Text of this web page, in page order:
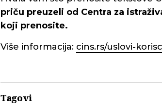
priču preuzeli od Centra za
koji prenosite.
Više informacija: cins.rs/uslovi-
Tagovi